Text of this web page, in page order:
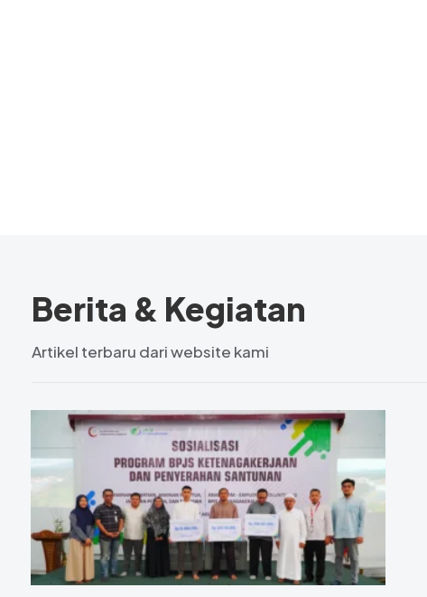
Berita & Kegiatan
Artikel terbaru dari website kami